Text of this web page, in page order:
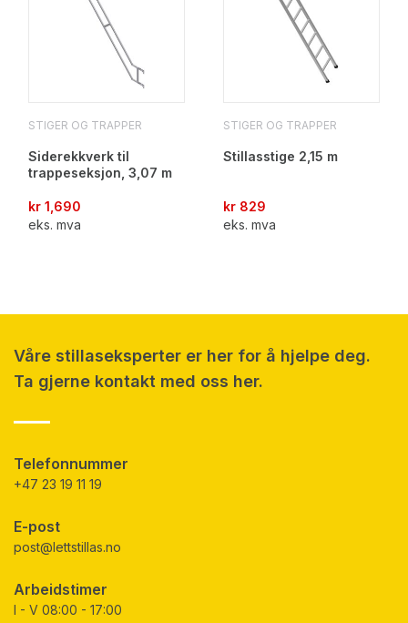
STIGER OG TRAPPER
Siderekkverk til
trappeseksjon, 3,07 m
kr 1,690
eks. mva
STIGER OG TRAPPER
Stillasstige 2,15 m
kr 829
eks. mva
Våre stillaseksperter er her for å hjelpe deg.
Ta gjerne kontakt med oss her.
Telefonnummer
+47 23 19 11 19
E-post
post@lettstillas.no
Arbeidstimer
I - V 08:00 - 17:00